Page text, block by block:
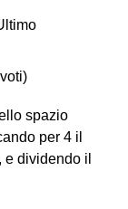
)
spazio
per 4 il
dividendo il